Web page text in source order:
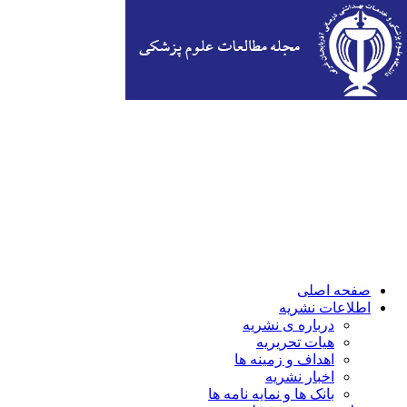
صفحه اصلی
اطلاعات نشریه
درباره ی نشریه
هیات تحریریه
اهداف و زمینه ها
اخبار نشریه
بانک ها و نمایه نامه ها